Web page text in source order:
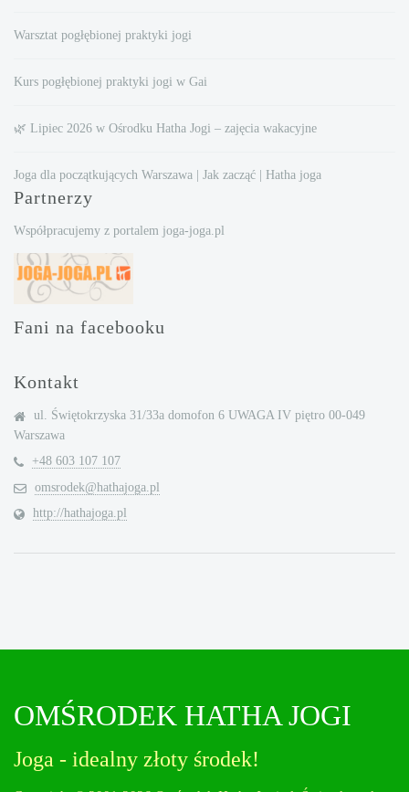
Warsztat pogłębionej praktyki jogi
Kurs pogłębionej praktyki jogi w Gai
🌿 Lipiec 2026 w Ośrodku Hatha Jogi – zajęcia wakacyjne
Joga dla początkujących Warszawa | Jak zacząć | Hatha joga
Partnerzy
Współpracujemy z portalem joga-joga.pl
Fani na facebooku
Kontakt
ul. Świętokrzyska 31/33a domofon 6 UWAGA IV piętro 00-049
Warszawa
+48 603 107 107
omsrodek@hathajoga.pl
http://hathajoga.pl
OMŚRODEK HATHA JOGI
Joga - idealny złoty środek!